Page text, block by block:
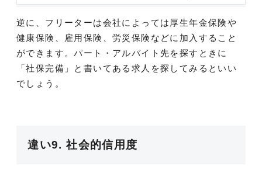
逆に、フリーターは会社によっては厚生年金保険や
健康保険、雇用保険、労災保険などに加入すること
ができます。パート・アルバイト先を探すときに
「社保完備」と書いてある求人を探してみるといい
でしょう。
違い9. 社会的信用度